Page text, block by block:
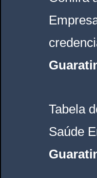
Tabela
Saúde